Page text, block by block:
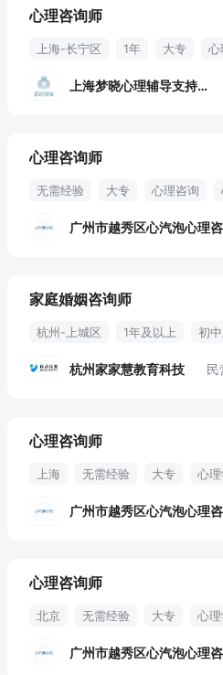
心理咨询师
上海-长宁区 1年 大专 心
上海梦晓心理辅导支持中心
心理咨询师
无需经验 大专 心理咨询
家庭婚姻咨询师
杭州-上城区 1年及以上 初
杭州家家慧教育科技 民
心理咨询师
上海 无需经验 大专 心
心理咨询师
北京 无需经验 大专 心